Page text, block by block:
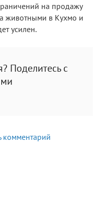
на продажу
животными в Кухмо и
усилен.
Поделитесь с
комментарий